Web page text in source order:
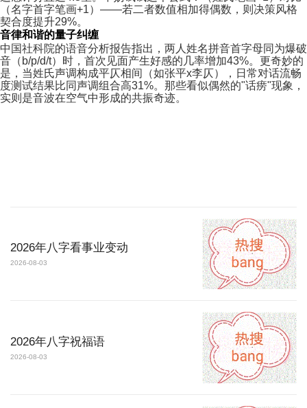
（名字首字笔画+1）——若二者数值相加得偶数，则决策风格
契合度提升29%。
音律和谐的量子纠缠
中国社科院的语音分析报告指出，两人姓名拼音首字母同为爆破
音（b/p/d/t）时，首次见面产生好感的几率增加43%。更奇妙的
是，当姓氏声调构成平仄相间（如张平x李仄），日常对话流畅
度测试结果比同声调组合高31%。那些看似偶然的"话痨"现象，
实则是音波在空气中形成的共振奇迹。
2026年八字看事业变动
2026-08-03
2026年八字祝福语
2026-08-03